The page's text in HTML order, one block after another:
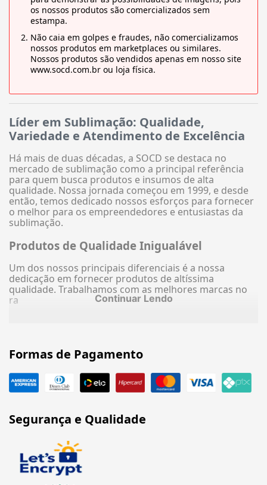
os nossos produtos são comercializados sem
estampa.
Não caia em golpes e fraudes, não comercializamos
nossos produtos em marketplaces ou similares.
Nossos produtos são vendidos apenas em nosso site
www.socd.com.br ou loja física.
Líder em Sublimação: Qualidade,
Variedade e Atendimento de Excelência
Há mais de duas décadas, a SOCD se destaca no
mercado de sublimação como a principal referência
para quem busca produtos e insumos de alta
qualidade. Nossa jornada começou em 1999, e desde
então, temos dedicado nossos esforços para fornecer
o melhor para os empreendedores e entusiastas da
sublimação.
Produtos de Qualidade Inigualável
Um dos nossos principais diferenciais é a nossa
dedicação em fornecer produtos de altíssima
qualidade. Trabalhamos com as melhores marcas no
ra
Continuar Lendo
Formas de Pagamento
Segurança e Qualidade